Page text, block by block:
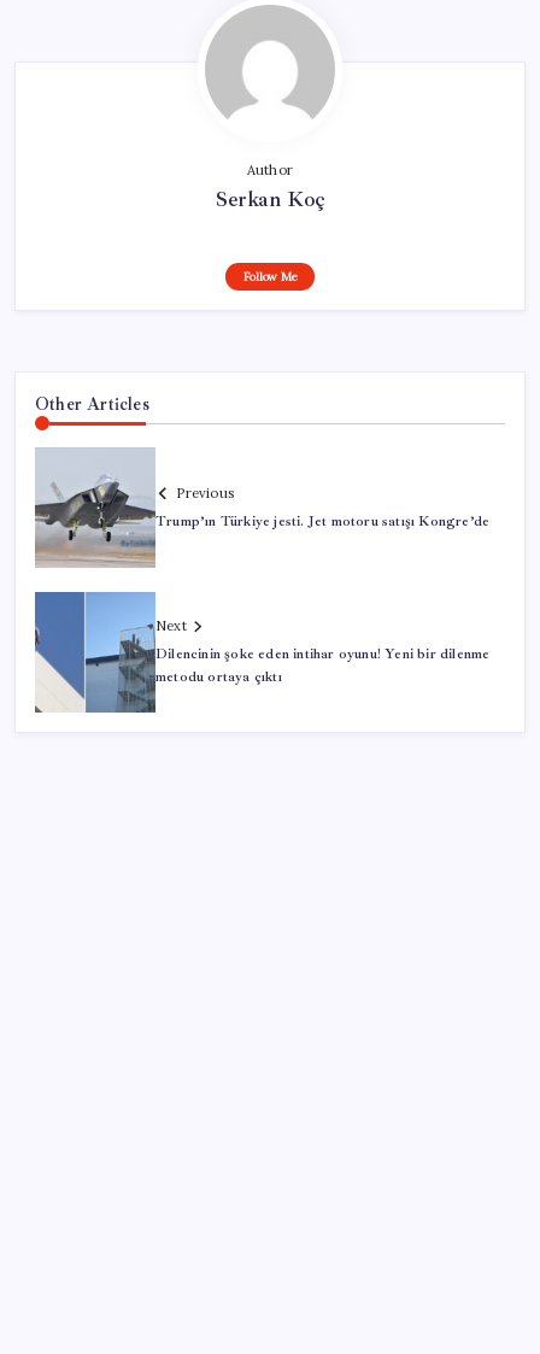
Author
Serkan Koç
Follow Me
Other Articles
Previous
Trump’ın Türkiye jesti. Jet motoru satışı Kongre’de
Next
Dilencinin şoke eden intihar oyunu! Yeni bir dilenme
metodu ortaya çıktı